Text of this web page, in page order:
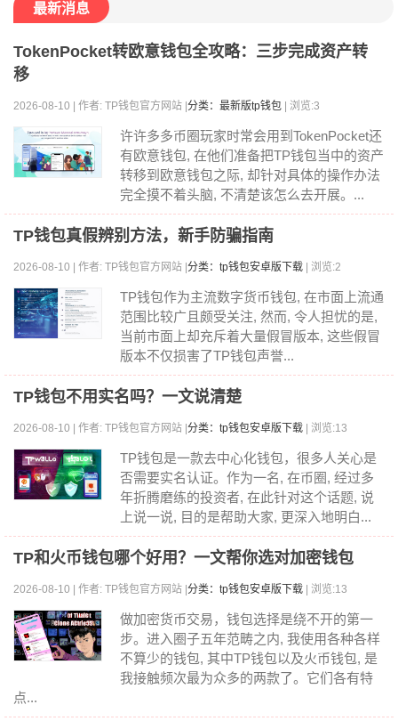
最新消息
TokenPocket转欧意钱包全攻略：三步完成资产转
移
2026-08-10 | 作者: TP钱包官方网站 | 分类：最新版tp钱包 | 浏览:3
许许多多币圈玩家时常会用到TokenPocket还
有欧意钱包, 在他们准备把TP钱包当中的资产
转移到欧意钱包之际, 却针对具体的操作办法
完全摸不着头脑, 不清楚该怎么去开展。...
TP钱包真假辨别方法，新手防骗指南
2026-08-10 | 作者: TP钱包官方网站 | 分类：tp钱包安卓版下载 | 浏览:2
TP钱包作为主流数字货币钱包, 在市面上流通
范围比较广且颇受关注, 然而, 令人担忧的是,
当前市面上却充斥着大量假冒版本, 这些假冒
版本不仅损害了TP钱包声誉...
TP钱包不用实名吗？一文说清楚
2026-08-10 | 作者: TP钱包官方网站 | 分类：tp钱包安卓版下载 | 浏览:13
TP钱包是一款去中心化钱包，很多人关心是
否需要实名认证。作为一名, 在币圈, 经过多
年折腾磨练的投资者, 在此针对这个话题, 说
上说一说, 目的是帮助大家, 更深入地明白...
TP和火币钱包哪个好用？一文帮你选对加密钱包
2026-08-10 | 作者: TP钱包官方网站 | 分类：tp钱包安卓版下载 | 浏览:13
做加密货币交易，钱包选择是绕不开的第一
步。进入圈子五年范畴之内, 我使用各种各样
不算少的钱包, 其中TP钱包以及火币钱包, 是
我接触频次最为众多的两款了。它们各有特
点...